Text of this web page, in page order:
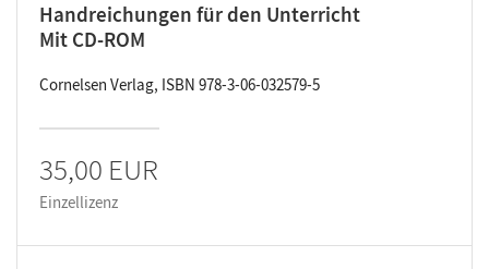
Handreichungen für den Unterricht
Mit CD-ROM
Cornelsen Verlag, ISBN 978-3-06-032579-5
35,00 EUR
Einzellizenz